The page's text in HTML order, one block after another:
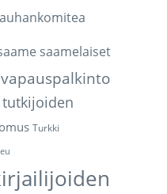
saamelaiset
Turkki